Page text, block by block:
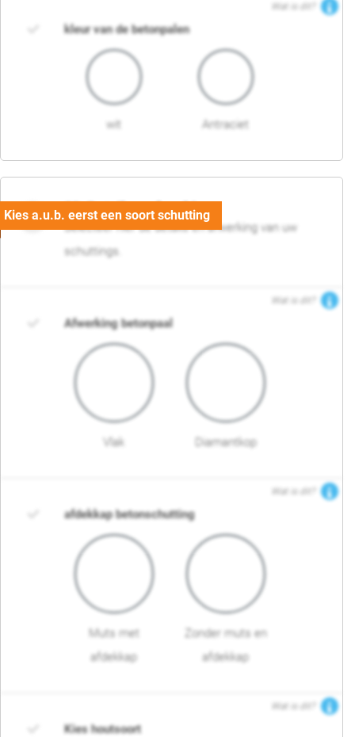
Wat is dit?
kleur van de betonpalen
wit Antraciet
03. Detail en afwerking
Selecteer hier de details en afwerking van uw
schuttings.
Wat is dit?
Afwerking betonpaal
Vlak Diamantkop
Wat is dit?
afdekkap betonschutting
Muts met
afdekkap
Zonder muts en
afdekkap
Wat is dit?
Kies houtsoort